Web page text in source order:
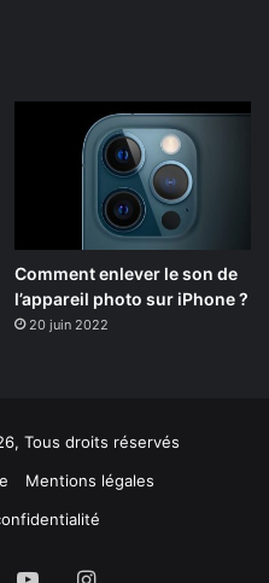
Comment enlever le son de
l’appareil photo sur iPhone ?
20 juin 2022
Tous droits réservés
Mentions légales
YouTubeInstagram